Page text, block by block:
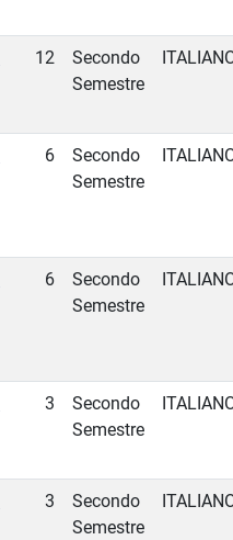
12
Secondo
Semestre
6
Secondo
Semestre
6
Secondo
Semestre
3
Secondo
Semestre
3
Secondo
Semestre